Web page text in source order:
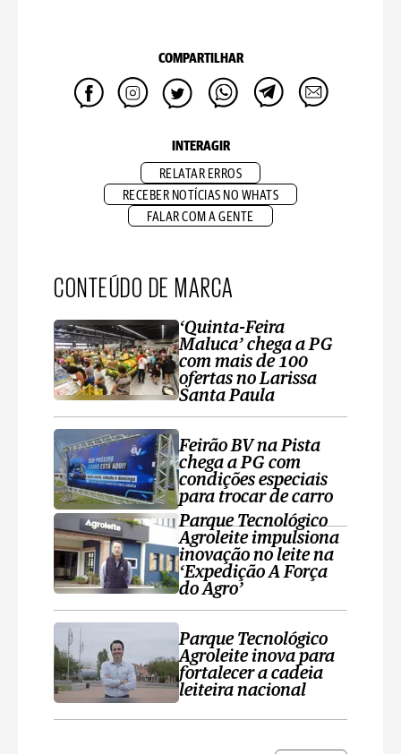
COMPARTILHAR
INTERAGIR
RELATAR ERROS
RECEBER NOTÍCIAS NO WHATS
FALAR COM A GENTE
CONTEÚDO DE MARCA
‘Quinta-Feira
Maluca’ chega a PG
com mais de 100
ofertas no Larissa
Santa Paula
Feirão BV na Pista
chega a PG com
condições especiais
para trocar de carro
Parque Tecnológico
Agroleite impulsiona
inovação no leite na
‘Expedição A Força
do Agro’
Parque Tecnológico
Agroleite inova para
fortalecer a cadeia
leiteira nacional